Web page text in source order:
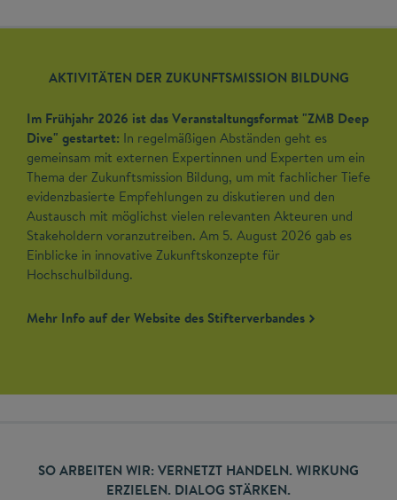
AKTIVITÄTEN DER ZUKUNFTSMISSION BILDUNG
Im Frühjahr 2026 ist das Veranstaltungsformat "ZMB Deep
Dive" gestartet: In regelmäßigen Abständen geht es
gemeinsam mit externen Expertinnen und Experten um ein
Thema der Zukunftsmission Bildung, um mit fachlicher Tiefe
evidenzbasierte Empfehlungen zu diskutieren und den
Austausch mit möglichst vielen relevanten Akteuren und
Stakeholdern voranzutreiben. Am 5. August 2026 gab es
Einblicke in innovative Zukunftskonzepte für
Hochschulbildung.
Mehr Info auf der Website des Stifterverbandes
SO ARBEITEN WIR: VERNETZT HANDELN. WIRKUNG
ERZIELEN. DIALOG STÄRKEN.